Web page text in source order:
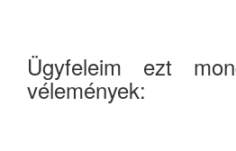
Ügyfeleim ezt
vélemények: